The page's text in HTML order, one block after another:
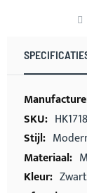
Meer
informatie
Zwart